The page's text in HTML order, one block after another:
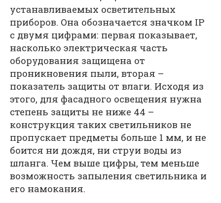
устанавливаемых осветительных
приборов. Она обозначается значком IP
с двумя цифрами: первая показывает,
насколько электрическая часть
оборудования защищена от
проникновения пыли, вторая –
показатель защиты от влаги. Исходя из
этого, для фасадного освещения нужна
степень защиты не ниже 44 –
конструкция таких светильников не
пропускает предметы больше 1 мм, и не
боится ни дождя, ни струи воды из
шланга. Чем выше цифры, тем меньше
возможность запыления светильника и
его намокания.